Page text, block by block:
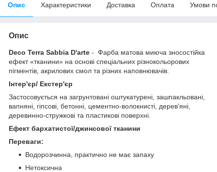
Опис Характеристики Доставка Оплата Умови
Опис
Deco Terra Sabbia D'arte - Фарба матова миюча зносостійка
ефект «тканини» на основі спеціальних різнокольорових
пігментів, акрилових смол та різних наповнювачів.
Інтер'єр/ Екстер'єр
Застосовується на загрунтовані оштукатурені, зашпакльовані,
вапняні, гіпсові, бетонні, цементно-волокнисті, дерев'яні,
деревинно-стружкові та пластикові поверхні.
Ефект бархатистої/джинсової тканини
Переваги:
Водорозчинна, практично не має запаху
Нетоксична